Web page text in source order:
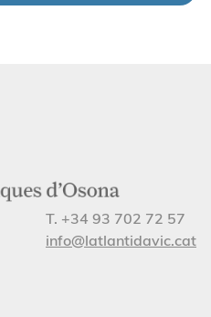
T. +34 93 702 72 57
info@latlantidavic.cat